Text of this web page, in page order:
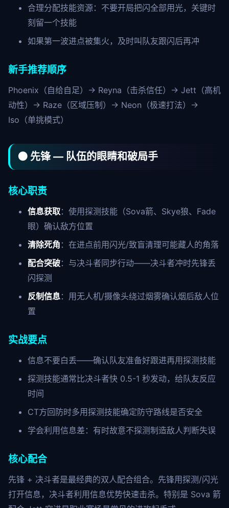
合理分配技能资源：不要开局把闪全部用光，关键时
刻留一个技能
如果第一波进点被集火，及时叫队友跟闪后再冲
新手推荐顺序
Phoenix（自给自足）→ Reyna（击杀信任）→ Jett（高机
动性）→ Raze（区域压制）→ Neon（极速打法）→
Iso（单挑模式）
🟠 先锋 — 队伍的眼睛和破局手
核心职责
信息获取：使用探测技能（Sova箭、Skye狼、Fade
眼）确认敌方位置
清除死角 ：在进点前用闪光/致盲清理可能藏人的角落
配合突破：与决斗者同步行动——决斗者冲时先锋丢
闪探测
反制信息：用无人机/摄像头绕过烟雾确认烟后敌人位
置
实战要点
信息不要白丢——确认队友准备好跟进再用探测技能
探测技能通常比决斗者快 0.5-1 秒发动，给队友反应
时间
CT方回防时多用探测技能确定防守路线是否安全
学会利用信息差：有时故意不探测制造敌人判断失误
核心配合
先锋 + 决斗者是最经典的双人配合组合。先锋用探测/闪光
打开信息，决斗者利用信息优势快速击杀。特别是 Sova 箭